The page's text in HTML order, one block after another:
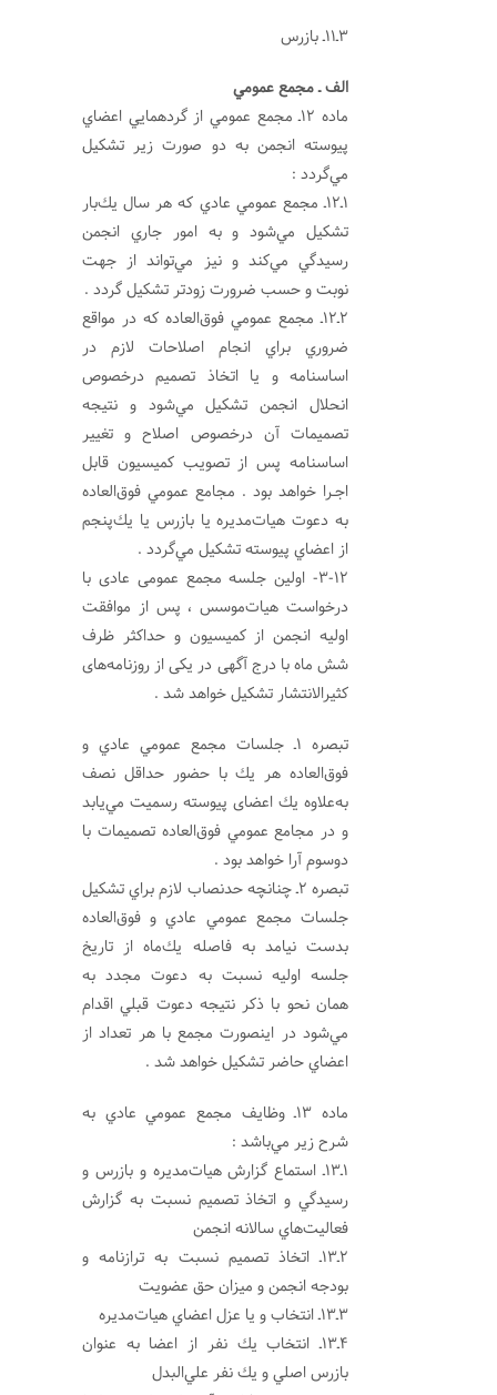
3ـ11ـ بازرس
الف ـ مجمع عمومي
ماده 12ـ مجمع عمومي از گردهمايي اعضاي
پيوسته انجمن به دو صورت زير تشكيل
مي‌گردد :
1ـ12ـ مجمع عمومي عادي كه هر سال يك‌بار
تشكيل مي‌شود و به امور جاري انجمن
رسيدگي مي‌كند و نيز مي‌تواند از جهت
نوبت و حسب ضرورت زودتر تشكيل گردد .
2ـ12ـ مجمع عمومي فوق‌العاده كه در مواقع
ضروري براي انجام اصلاحات لازم در
اساسنامه و يا اتخاذ تصميم درخصوص
انحلال انجمن تشكيل مي‌شود و نتيجه
تصميمات آن درخصوص اصلاح و تغيير
اساسنامه پس از تصويب كميسيون قابل
اجـرا خواهد بود . مجامع عمومي فوق‌العاده
به دعوت هيات‌مديره يا بازرس يا يك‌پنجم
از اعضاي پيوسته تشكيل مي‌گردد .
3-12- اولین جلسه مجمع عمومی عادی با
درخواست هیات‌موسس ، پس از موافقت
اولیه انجمن از کمیسیون و حداکثر ظرف
شش ماه با درج آگهی در یکی از روزنامه‌های
کثیرالانتشار تشکیل خواهد شد .
تبصره 1ـ جلسات مجمع عمومي عادي و
فوق‌العاده هر يك با حضور حداقل نصف
به‌علاوه يك اعضای پيوسته رسميت مي‌يابد
و در مجامع عمومي فوق‌العاده تصميمات با
دوسوم آرا خواهد بود .
تبصره 2ـ چنانچه حدنصاب لازم براي تشكيل
جلسات مجمع عمومي عادي و فوق‌العاده
بدست نيامد به فاصله يك‌ماه از تاريخ
جلسه اوليه نسبت به دعوت مجدد به
همان نحو با ذكر نتيجه دعوت قبلي اقدام
مي‌شود در اينصورت مجمع با هر تعداد از
اعضاي حاضر تشكيل خواهد شد .
ماده 13ـ وظايف مجمع عمومي عادي به
شرح زير مي‌باشد :
1ـ13ـ ‌استماع گزارش هيات‌مديره و بازرس و
رسيدگي و اتخاذ تصميم نسبت به گزارش
فعاليت‌هاي سالانه انجمن
2ـ13ـ اتخاذ تصميم نسبت به ترازنامه و
بودجه انجمن و ميزان حق عضويت
3ـ13ـ انتخاب و يا عزل اعضاي هيات‌مديره
4ـ13ـ انتخاب يك نفر از اعضا به عنوان
بازرس اصلي و يك نفر علي‌البدل